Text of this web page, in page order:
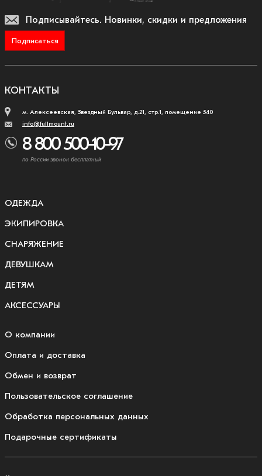
Подписывайтесь. Новинки, скидки и предложения
Подписаться
КОНТАКТЫ
м. Алексеевская, Звездный Бульвар, д.21, стр.1, помещение 540
info@fullmount.ru
8 800 500-10-97
по России звонок бесплатный
ОДЕЖДА
ЭКИПИРОВКА
СНАРЯЖЕНИЕ
ДЕВУШКАМ
ДЕТЯМ
АКСЕССУАРЫ
О компании
Оплата и доставка
Обмен и возврат
Пользовательское соглашение
Обработка персональных данных
Подарочные сертификаты